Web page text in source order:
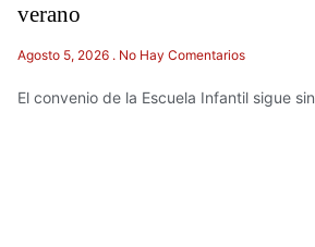
verano
Agosto 5, 2026 No Hay Comentarios
El convenio de la Escuela Infantil sigue